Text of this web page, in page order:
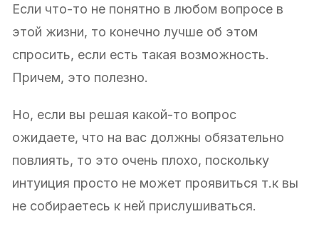
Если что-то не понятно в любом вопросе в
этой жизни, то конечно лучше об этом
спросить, если есть такая возможность.
Причем, это полезно.
Но, если вы решая какой-то вопрос
ожидаете, что на вас должны обязательно
повлиять, то это очень плохо, поскольку
интуиция просто не может проявиться т.к вы
не собираетесь к ней прислушиваться.